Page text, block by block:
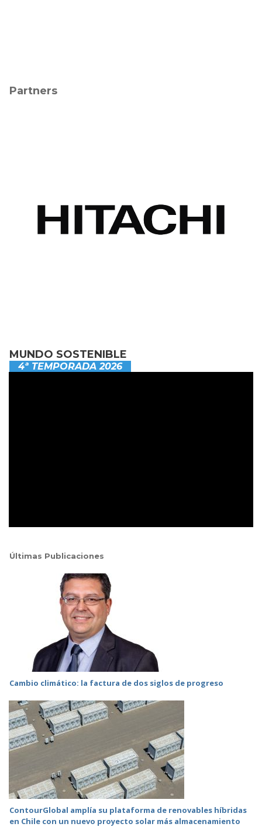
Partners
MUNDO SOSTENIBLE
4ª TEMPORADA 2026
Últimas Publicaciones
Cambio climático: la factura de dos siglos de progreso
ContourGlobal amplía su plataforma de renovables híbridas
en Chile con un nuevo proyecto solar más almacenamiento